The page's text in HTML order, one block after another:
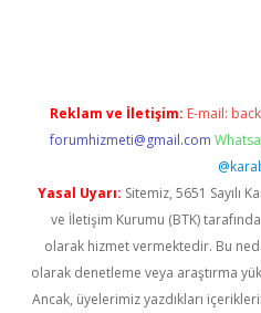
Reklam ve İletişim: E-mail:
forumhizmeti@gmail.com
Yasal Uyarı: Sitemiz, 5651 Sayılı
ve İletişim Kurumu (BTK)
olarak hizmet vermektedir. Bu
olarak denetleme veya araştırma
Ancak, üyelerimiz yazdıkları